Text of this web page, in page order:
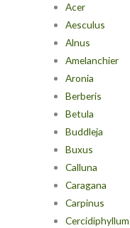
Acer
Aesculus
Alnus
Amelanchier
Aronia
Berberis
Betula
Buddleja
Buxus
Calluna
Caragana
Carpinus
Cercidiphyllum